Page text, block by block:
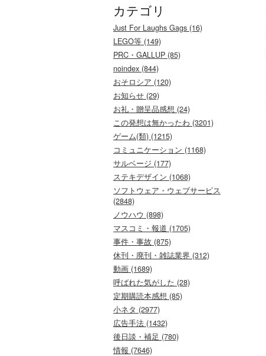
カテゴリ
Just For Laughs Gags (16)
LEGO等 (149)
PRC・GALLUP (85)
noindex (844)
おそロシア (120)
お知らせ (29)
お礼・贈呈品感想 (24)
この発想は無かったわ (3201)
ゲーム(類) (1215)
コミュニケーション (1168)
サルベージ (177)
ステキデザイン (1068)
ソフトウェア・ウェブサービス
(2848)
ノウハウ (898)
マスコミ・報道 (1705)
事件・事故 (875)
休刊・廃刊・雑誌業界 (312)
動画 (1689)
呼ばれた気がした (28)
定期購読本感想 (85)
小ネタ (2977)
広告手法 (1432)
後日談・補足 (780)
情報 (7646)